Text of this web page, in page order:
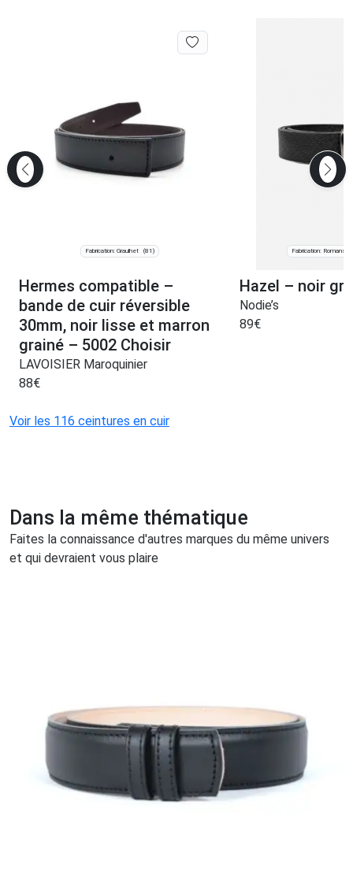
Fabrication: Graulhet (81)
Hermes compatible –
bande de cuir réversible
30mm, noir lisse et marron
grainé – 5002 Choisir
LAVOISIER Maroquinier
88€
Fabrication: Romans-
Hazel – noir
Nodie’s
89€
Voir les 116 ceintures en cuir
Dans la même thématique
Faites la connaissance d'autres marques du même univers
et qui devraient vous plaire